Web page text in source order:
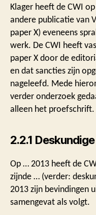
Klager heeft de CWI
andere publicatie van
paper X) eveneens
werk. De CWI heeft
paper X door de
en dat sancties zijn
nageleefd. Mede
verder onderzoek
alleen het proefschrift.
2.2.1 Deskundige
Op … 2013 heeft de
zijnde … (verder:
2013 zijn bevindingen
samengevat als volgt.